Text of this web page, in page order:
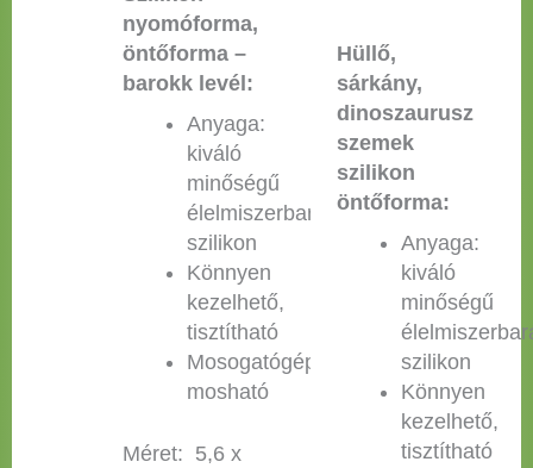
nyomóforma,
öntőforma –
barokk levél:
Anyaga:
kiváló
minőségű
élelmiszerbarát
szilikon
Könnyen
kezelhető,
tisztítható
Mosogatógépben
mosható
Méret: 5,6 x
Hüllő,
sárkány,
dinoszaurusz
szemek
szilikon
öntőforma:
Anyaga:
kiváló
minőségű
szilikon
Könnyen
kezelhető,
tisztítható